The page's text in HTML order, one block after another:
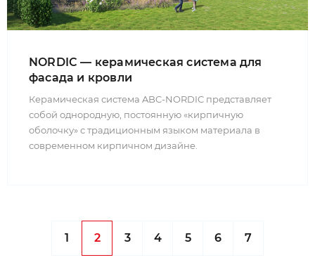
NORDIC — керамическая система для
фасада и кровли
Керамическая система ABC-NORDIC представляет
собой однородную, постоянную «кирпичную
оболочку» с традиционным языком материала в
современном кирпичном дизайне.
1 2 3 4 5 6 7